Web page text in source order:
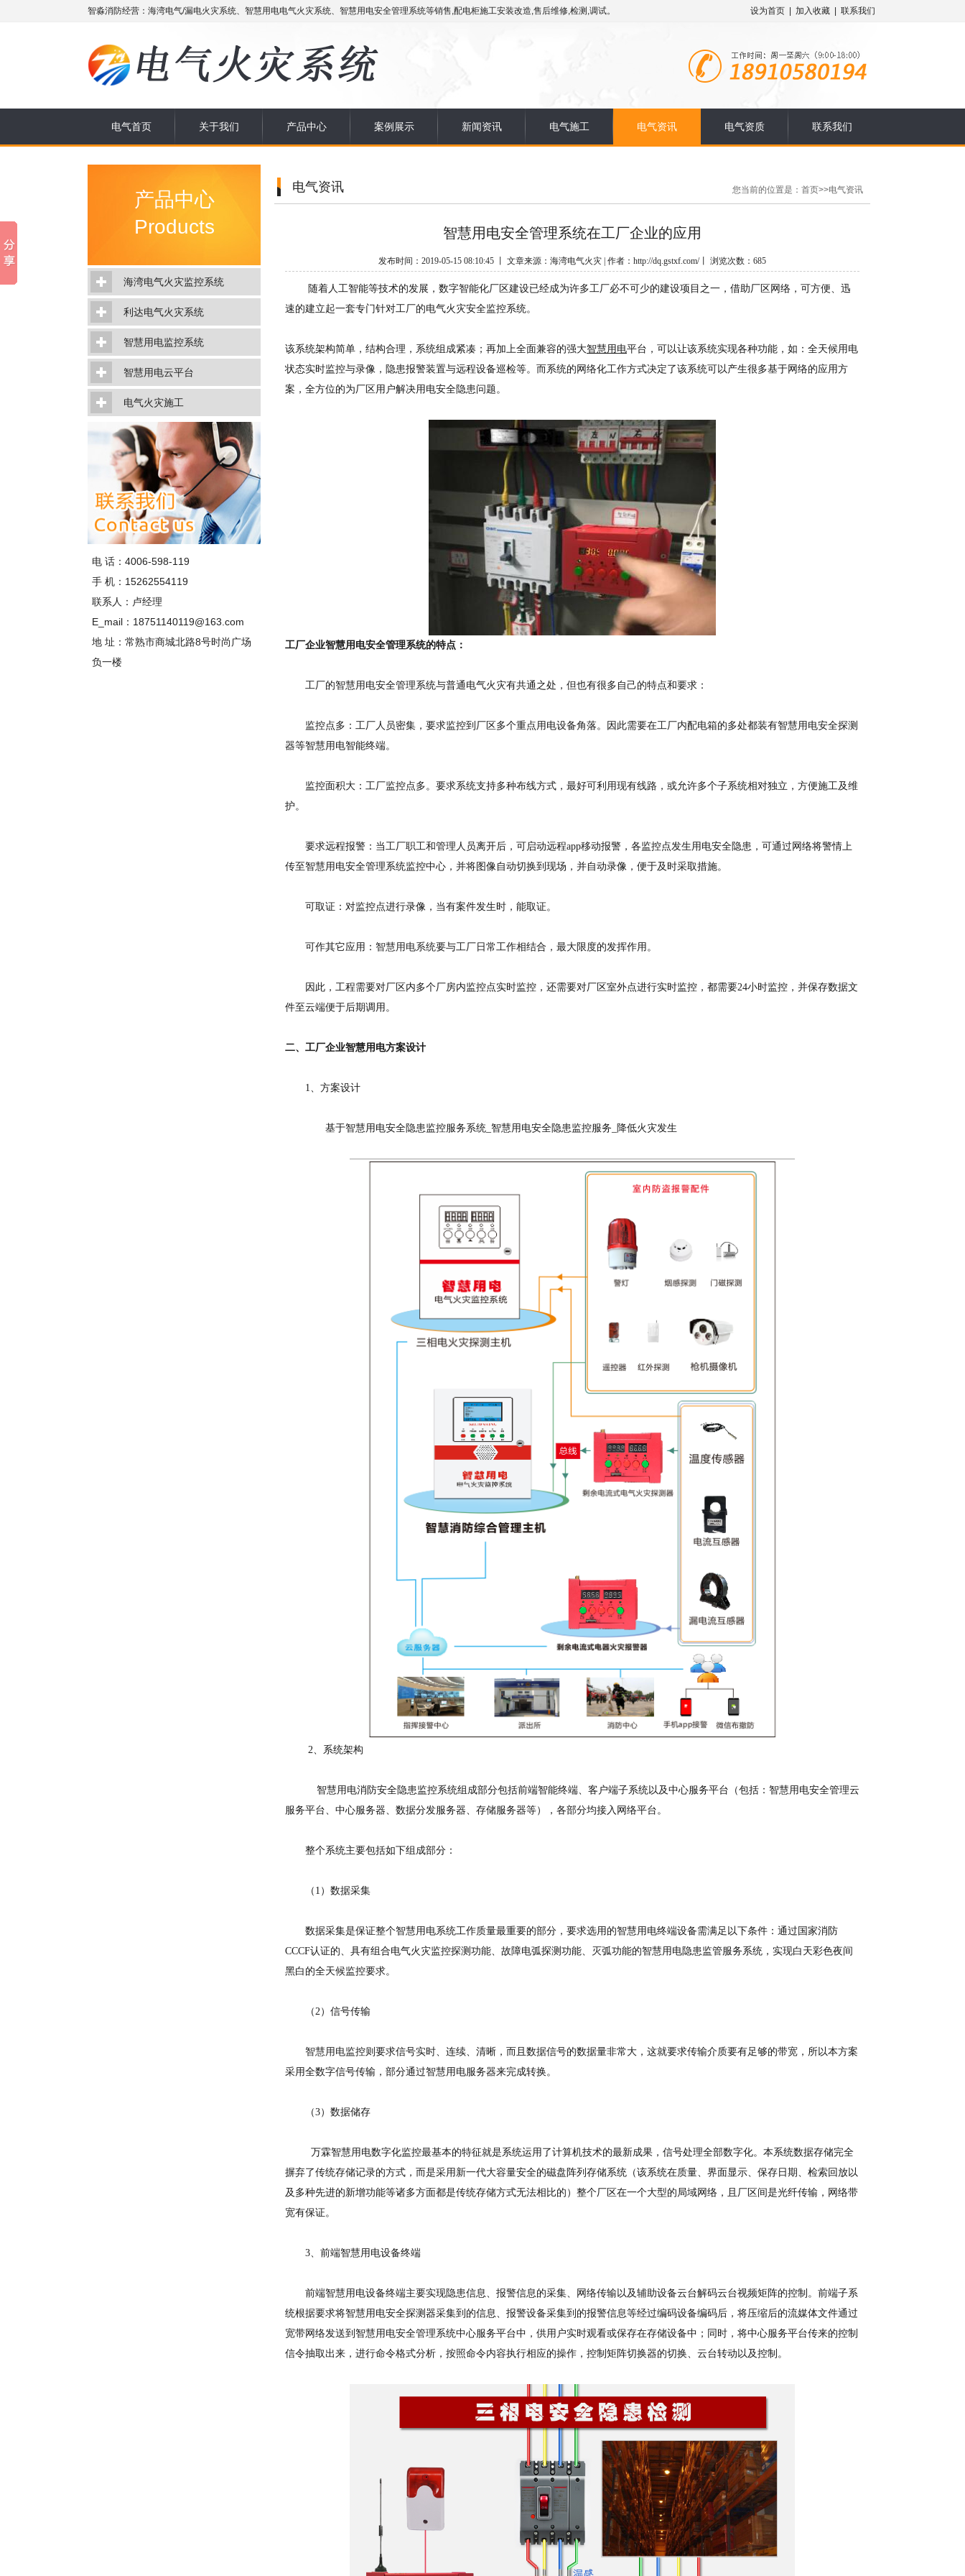
智淼消防经营：海湾电气/漏电火灾系统、智慧用电电气火灾系统、智慧用电安全管理系统等销售,配电柜施工安装改造,售后维修,检测,调试。 设为首页 加入收藏 联系我们
电气首页 关于我们 产品中心 案例展示 新闻资讯 电气施工 电气资讯 电气资质 联系我们
产品中心
Products
海湾电气火灾监控系统
利达电气火灾系统
智慧用电监控系统
智慧用电云平台
电气火灾施工
电 话：4006-598-119
手 机：15262554119
联系人：卢经理
E_mail：18751140119@163.com
地 址：常熟市商城北路8号时尚广场
负一楼
您当前的位置是： 首页>>电气资讯
电气资讯
智慧用电安全管理系统在工厂企业的应用
发布时间：2019-05-15 08:10:45 丨 文章来源：海湾电气火灾 | 作者：http://dq.gstxf.com/丨 浏览次数：685
随着人工智能等技术的发展，数字智能化厂区建设已经成为许多工厂必不可少的建设项目之一，借助厂区网络，可方便、迅
速的建立起一套专门针对工厂的电气火灾安全监控系统。
该系统架构简单，结构合理，系统组成紧凑；再加上全面兼容的强大智慧用电平台，可以让该系统实现各种功能，如：全天候用电
状态实时监控与录像，隐患报警装置与远程设备巡检等。而系统的网络化工作方式决定了该系统可以产生很多基于网络的应用方
案，全方位的为厂区用户解决用电安全隐患问题。
工厂企业智慧用电安全管理系统的特点：
工厂的智慧用电安全管理系统与普通电气火灾有共通之处，但也有很多自己的特点和要求：
监控点多：工厂人员密集，要求监控到厂区多个重点用电设备角落。因此需要在工厂内配电箱的多处都装有智慧用电安全探测
器等智慧用电智能终端。
监控面积大：工厂监控点多。要求系统支持多种布线方式，最好可利用现有线路，或允许多个子系统相对独立，方便施工及维
护。
要求远程报警：当工厂职工和管理人员离开后，可启动远程app移动报警，各监控点发生用电安全隐患，可通过网络将警情上
传至智慧用电安全管理系统监控中心，并将图像自动切换到现场，并自动录像，便于及时采取措施。
可取证：对监控点进行录像，当有案件发生时，能取证。
可作其它应用： 智慧用电系统要与工厂日常工作相结合，最大限度的发挥作用。
因此，工程需要对厂区内多个厂房内监控点实时监控，还需要对厂区室外点进行实时监控，都需要24小时监控，并保存数据文
件至云端便于后期调用。
二、工厂企业智慧用电方案设计
1、方案设计
基于智慧用电安全隐患监控服务系统_智慧用电安全隐患监控服务_降低火灾发生
2、系统架构
智慧用电消防安全隐患监控系统组成部分包括前端智能终端、客户端子系统以及中心服务平台（包括：智慧用电安全管理云
服务平台、中心服务器、数据分发服务器、存储服务器等），各部分均接入网络平台。
整个系统主要包括如下组成部分：
（1）数据采集
数据采集是保证整个智慧用电系统工作质量最重要的部分，要求选用的智慧用电终端设备需满足以下条件：通过国家消防
CCCF认证的、具有组合电气火灾监控探测功能、故障电弧探测功能、灭弧功能的智慧用电隐患监管服务系统，实现白天彩色夜间
黑白的全天候监控要求。
（2）信号传输
智慧用电监控则要求信号实时、连续、清晰，而且数据信号的数据量非常大，这就要求传输介质要有足够的带宽，所以本方案
采用全数字信号传输，部分通过智慧用电服务器来完成转换。
（3）数据储存
万霖智慧用电数字化监控最基本的特征就是系统运用了计算机技术的最新成果，信号处理全部数字化。本系统数据存储完全
摒弃了传统存储记录的方式，而是采用新一代大容量安全的磁盘阵列存储系统（该系统在质量、界面显示、保存日期、检索回放以
及多种先进的新增功能等诸多方面都是传统存储方式无法相比的）整个厂区在一个大型的局域网络，且厂区间是光纤传输，网络带
宽有保证。
3、前端智慧用电设备终端
前端智慧用电设备终端主要实现隐患信息、报警信息的采集、网络传输以及辅助设备云台解码云台视频矩阵的控制。前端子系
统根据要求将智慧用电安全探测器采集到的信息、报警设备采集到的报警信息等经过编码设备编码后，将压缩后的流媒体文件通过
宽带网络发送到智慧用电安全管理系统中心服务平台中，供用户实时观看或保存在存储设备中；同时，将中心服务平台传来的控制
信令抽取出来，进行命令格式分析，按照命令内容执行相应的操作，控制矩阵切换器的切换、云台转动以及控制。